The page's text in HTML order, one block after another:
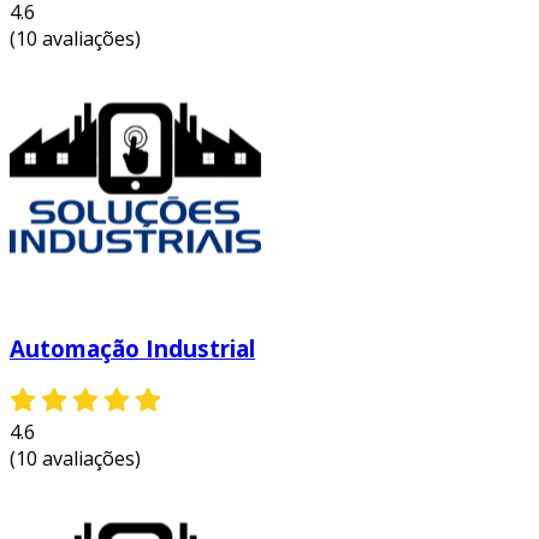
eficiência operacional
projetadas são capazes de operar em alta
resultando em uma produção mais econômica.
além disso, um bom projeto entra na questão
segurança do trabalho
projetadas com foco na ergonomia e na
segurança minimizam o risco de acidentes,
vantagens mais relevantes, destacam-se:
aumento da produtividade:
projetadas adequadamente contribuem
menores custos operacionais:
4.6
(10 avaliações)
Automação Industrial
4.6
(10 avaliações)